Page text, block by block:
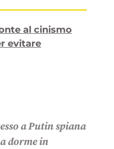
al cinismo
evitare
a Putin spiana
dorme in